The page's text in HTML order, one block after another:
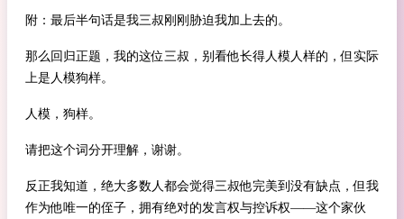
附：最后半句话是我三叔刚刚胁迫我加上去的。
那么回归正题，我的这位三叔，别看他长得人模人样的，但实际
上是人模狗样。
人模，狗样。
请把这个词分开理解，谢谢。
反正我知道，绝大多数人都会觉得三叔他完美到没有缺点，但我
作为他唯一的侄子，拥有绝对的发言权与控诉权——这个家伙